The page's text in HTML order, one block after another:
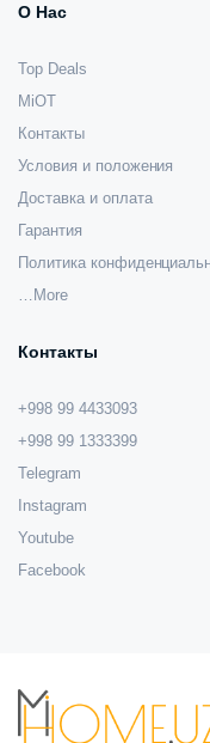
О Нас
Top Deals
MiOT
Контакты
Условия и положения
Доставка и оплата
Гарантия
Политика
…More
Контакты
+998 99 4433093
+998 99 1333399
Telegram
Instagram
Youtube
Facebook